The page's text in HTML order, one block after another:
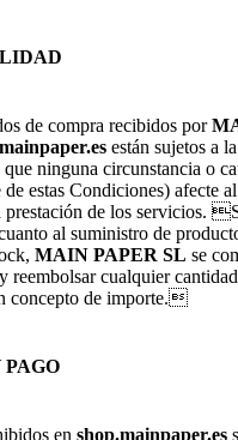
de compra recibidos por
están sujetos a
ninguna circunstancia o
estas Condiciones) afecte
prestación de los servicios.
al suministro de
MAIN PAPER SL se
reembolsar cualquier
concepto de importe.
PAGO
en shop.mainpaper.es